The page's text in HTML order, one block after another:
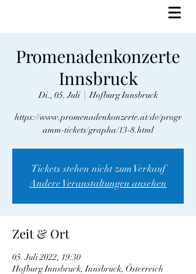
Promenadenkonzerte
Innsbruck
Di., 05. Juli
  |
Hofburg Innsbruck
https://www.promenadenkonzerte.at/de/progr
amm-tickets/grapha/13-8.html
Tickets stehen nicht zum Verkauf
Andere Veranstaltungen ansehen
Zeit & Ort
05. Juli 2022, 19:30
Hofburg Innsbruck, Innsbruck, Österreich